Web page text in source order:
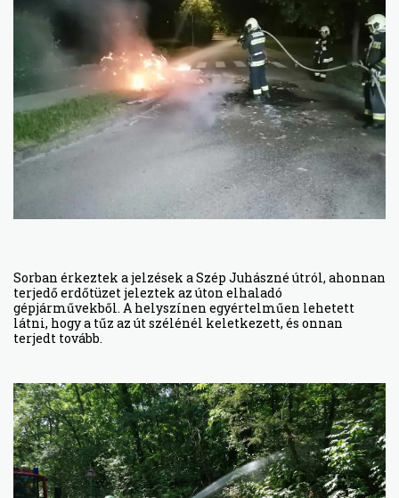
Sorban érkeztek a jelzések a Szép Juhászné útról, ahonnan
terjedő erdőtüzet jeleztek az úton elhaladó
gépjárművekből. A helyszínen egyértelműen lehetett
látni, hogy a tűz az út szélénél keletkezett, és onnan
terjedt tovább.